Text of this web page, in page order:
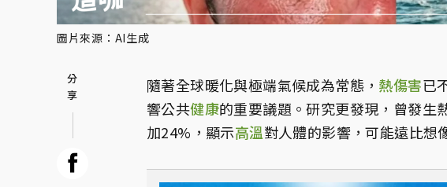
圖片來源：AI生成
隨著全球暖化與極端氣候成為常態， 熱傷害已
響公共健康的重要議題。研究更發現，曾發生
加24%，顯示高溫對人體的影響，可能遠比想